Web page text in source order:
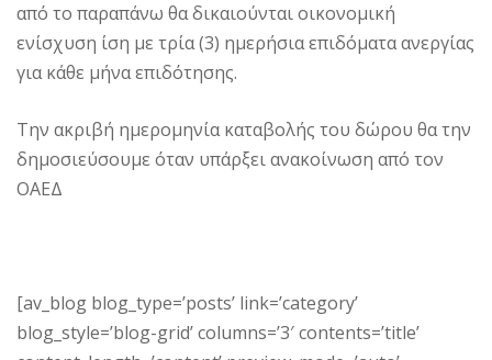
από το παραπάνω θα δικαιούνται οικονομική
ενίσχυση ίση με τρία (3) ημερήσια επιδόματα ανεργίας
για κάθε μήνα επιδότησης.
Την ακριβή ημερομηνία καταβολής του δώρου θα την
δημοσιεύσουμε όταν υπάρξει ανακοίνωση από τον
ΟΑΕΔ
[av_blog blog_type=’posts’ link=’category’
blog_style=’blog-grid’ columns=’3′ contents=’title’